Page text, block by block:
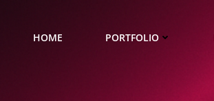
HOME PORTFOLIO